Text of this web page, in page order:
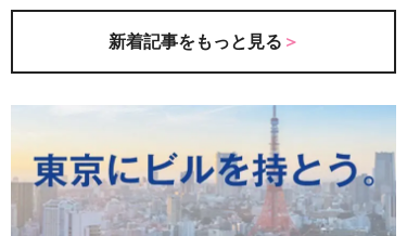
新着記事をもっと見る